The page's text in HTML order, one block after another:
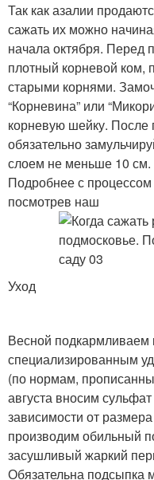
Так как азалии
сажать их можно
начала октября. Перед
плотный корневой ком,
старыми корнями.
“Корневина” или
корневую шейку. После
обязательно
слоем не меньше 10 см.
Подробнее с
посмотрев наш
Уход
Весной подкармливаем
специализированным
(по нормам,
августа вносим
зависимости от
производим обильный
засушливый жаркий
Обязательна подсыпка